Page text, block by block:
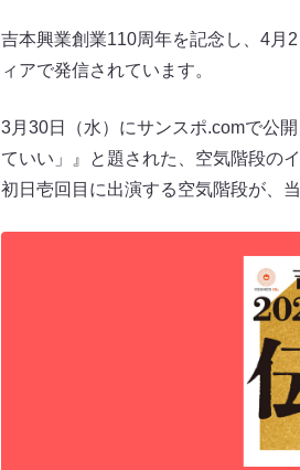
吉本興業創業110周年を記念し、4月
ィアで発信されています。
3月30日（水）にサンスポ.comで公
ていい」』と題された、空気階段のイ
初日壱回目に出演する空気階段が、